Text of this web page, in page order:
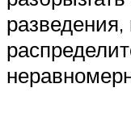
разведения,